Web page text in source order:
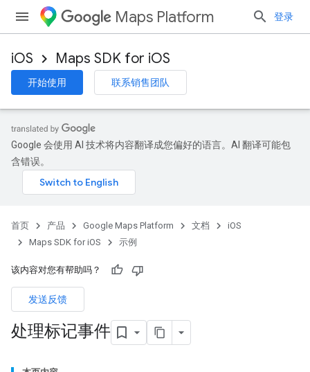
Maps Platform 登录
iOS Maps SDK for iOS
开始使用 联系销售团队
Google 会使用 AI 技术将内容翻译成您偏好的语言。AI 翻译可能包
含错误。
首页 产品 Google Maps Platform 文档
iOS
Maps SDK for iOS
示例
该内容对您有帮助吗？
发送反馈
处理标记事件